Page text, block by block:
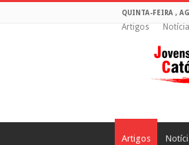
QUINTA-FEIRA ,
Artigos
Artigos